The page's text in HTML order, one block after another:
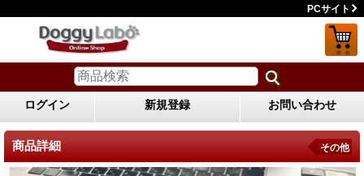
PCサイト
ログイン 新規登録 お問い合わせ
商品詳細 その他